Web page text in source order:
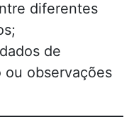
diferentes
de
ou observações